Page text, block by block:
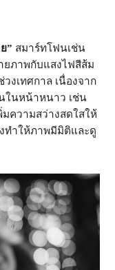
” สมาร์ทโฟนเช่น
ยภาพกับแสงไฟสีส้ม
งเทศกาล เนื่องจาก
ในหน้าหนาว เช่น
ความสว่างสดใสให้
ทำให้ภาพมีมิติและดู